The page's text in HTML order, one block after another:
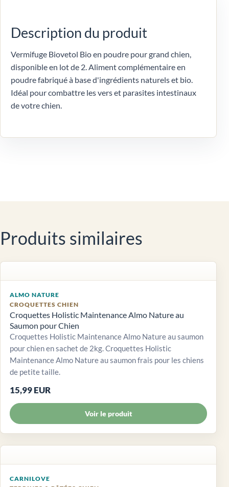
Description du produit
Vermifuge Biovetol Bio en poudre pour grand chien,
disponible en lot de 2. Aliment complémentaire en
poudre fabriqué à base d'ingrédients naturels et bio.
Idéal pour combattre les vers et parasites intestinaux
de votre chien.
Produits similaires
ALMO NATURE
CROQUETTES CHIEN
Croquettes Holistic Maintenance Almo Nature au
Saumon pour Chien
Croquettes Holistic Maintenance Almo Nature au saumon
pour chien en sachet de 2kg. Croquettes Holistic
Maintenance Almo Nature au saumon frais pour les chiens
de petite taille.
15,99 EUR
Voir le produit
CARNILOVE